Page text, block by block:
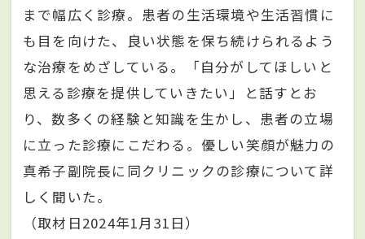
まで幅広く診療。患者の生活環境や生活習慣に
も目を向けた、良い状態を保ち続けられるよう
な治療をめざしている。「自分がしてほしいと
思える診療を提供していきたい」と話すとお
り、数多くの経験と知識を生かし、患者の立場
に立った診療にこだわる。優しい笑顔が魅力の
真希子副院長に同クリニックの診療について詳
しく聞いた。
（取材日2024年1月31日）